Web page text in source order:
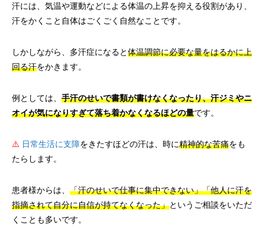
汗には、気温や運動などによる体温の上昇を抑える役割があり、
汗をかくこと自体はごくごく自然なことです。
しかしながら、多汗症になると体温調節に必要な量をはるかに上
回る汗をかきます。
例としては、 手汗のせいで書類が書けなくなったり、汗ジミやニ
オイが気になりすぎて落ち着かなくなるほどの量です。
⚠️ 日常生活に支障をきたすほどの汗は、時に精神的な苦痛をも
たらします。
患者様からは、 「汗のせいで仕事に集中できない」「他人に汗を
指摘されて自分に自信が持てなくなった」というご相談をいただ
くことも多いです。